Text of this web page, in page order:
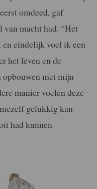
omdeed, gaf
van macht had. “Het
en eindelijk voel ik een
het leven en de
met mijn
manier voelen deze
gelukkig kan
had kunnen